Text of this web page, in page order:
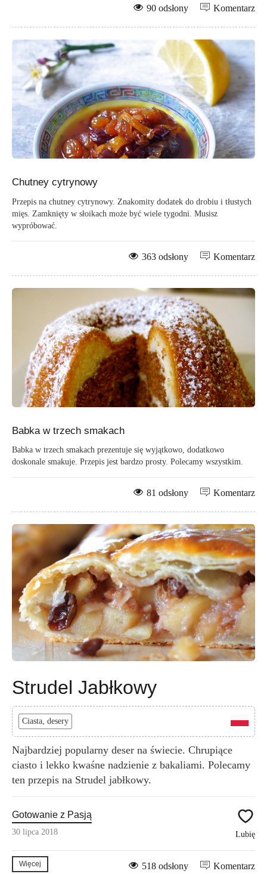
Komentarz
90 odsłony
Chutney cytrynowy
Przepis na chutney cytrynowy. Znakomity dodatek do drobiu i tłustych
mięs. Zamknięty w słoikach może być wiele tygodni. Musisz
wypróbować.
Komentarz
363 odsłony
Babka w trzech smakach
Babka w trzech smakach prezentuje się wyjątkowo, dodatkowo
doskonale smakuje. Przepis jest bardzo prosty. Polecamy wszystkim.
Komentarz
81 odsłony
Strudel Jabłkowy
Ciasta, desery
Najbardziej popularny deser na świecie. Chrupiące
ciasto i lekko kwaśne nadzienie z bakaliami. Polecamy
ten przepis na Strudel jabłkowy.
Gotowanie z Pasją
30 lipca 2018 Lubię
Więcej Komentarz
518 odsłony